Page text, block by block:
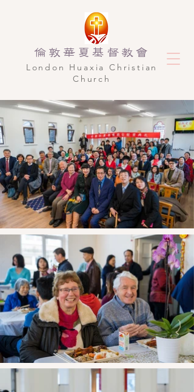
倫敦華夏基督教會
​London Huaxia Christian
Church